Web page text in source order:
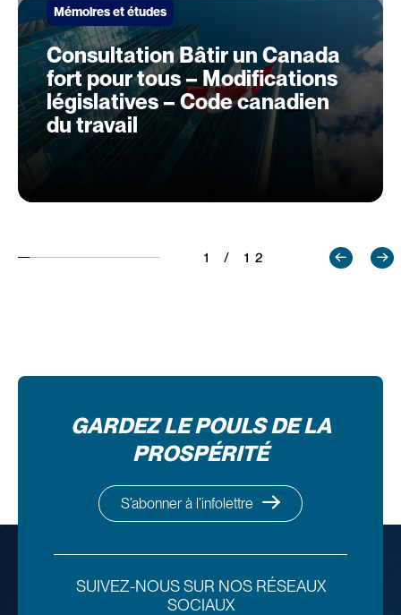
Mémoires et études
Consultation Bâtir un Canada
fort pour tous – Modifications
législatives – Code canadien
du travail
1 / 12
GARDEZ LE POULS DE LA
PROSPÉRITÉ
S’abonner à l’infolettre
SUIVEZ-NOUS SUR NOS RÉSEAUX
SOCIAUX